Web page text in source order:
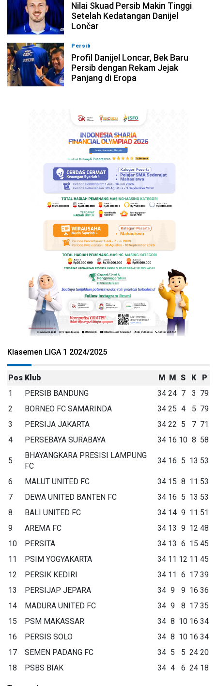
Nilai Skuad Persib Makin Tinggi
Setelah Kedatangan Danijel
Lončar
Persib
Profil Danijel Loncar, Bek Baru
Persib dengan Rekam Jejak
Panjang di Eropa
Klasemen LIGA 1 2024/2025
Pos Klub M M S K
P
1
PERSIB BANDUNG 34 24 7 3 79
2
BORNEO FC SAMARINDA 34 25 4 5 79
3
PERSIJA JAKARTA 34 22 5 7 71
4
PERSEBAYA SURABAYA 34 16 10 8 58
5
BHAYANGKARA PRESISI LAMPUNG
FC
34 16 5 13 53
6 MALUT UNITED FC 34 15 8 11 53
7
DEWA UNITED BANTEN FC 34 16 5 13 53
8
BALI UNITED FC 34 14 9 11 51
9
AREMA FC 34 13 9 12 48
10
PERSITA 34 13 6 15 45
11
PSIM YOGYAKARTA 34 11 12 11 45
12
PERSIK KEDIRI 34 11 6 17 39
13
PERSIJAP JEPARA 34 9 9 16 36
14
MADURA UNITED FC 34 9 8 17 35
15
PSM MAKASSAR 34 8 10 16 34
16
PERSIS SOLO 34 8 10 16 34
17
SEMEN PADANG FC 34 5 5 24 20
18
PSBS BIAK 34 4 6 24 18